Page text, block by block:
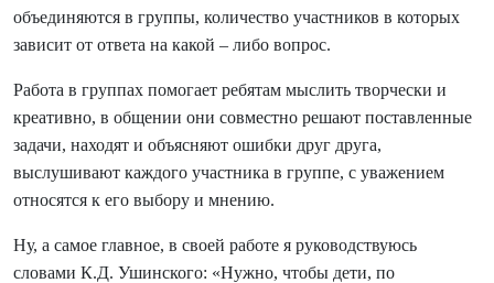
объединяются в группы, количество участников в которых
зависит от ответа на какой – либо вопрос.
Работа в группах помогает ребятам мыслить творчески и
креативно, в общении они совместно решают поставленные
задачи, находят и объясняют ошибки друг друга,
выслушивают каждого участника в группе, с уважением
относятся к его выбору и мнению.
Ну, а самое главное, в своей работе я руководствуюсь
словами К.Д. Ушинского: «Нужно, чтобы дети, по